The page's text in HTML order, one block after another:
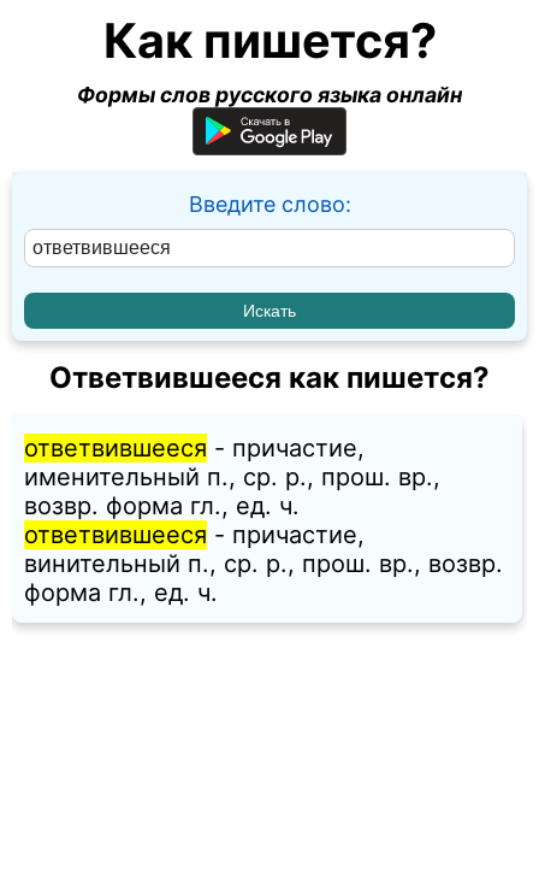
Как пишется?
Формы слов русского языка онлайн
Введите слово:
Ответвившееся как пишется?
ответвившееся - причастие,
именительный п., ср. p., прош. вр.,
возвр. форма гл., ед. ч.
ответвившееся - причастие,
винительный п., ср. p., прош. вр., возвр.
форма гл., ед. ч.